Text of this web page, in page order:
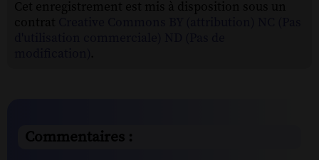
Commentaires :